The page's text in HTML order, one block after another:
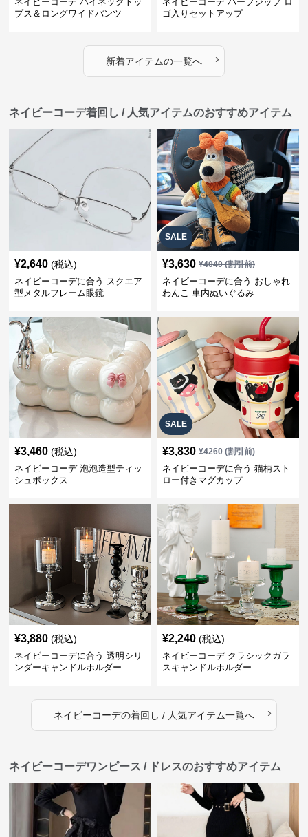
プス＆ロングワイドパンツ
ゴ入りセットアップ
新着アイテムの一覧へ ›
ネイビーコーデ着回し / 人気アイテムのおすすめアイテム
¥2,640 (税込)
ネイビーコーデに合う スクエア
型メタルフレーム眼鏡
SALE
¥3,630 ¥4040(割引前)
ネイビーコーデに合う おしゃれ
わんこ 車内ぬいぐるみ
¥3,460 (税込)
ネイビーコーデ 泡泡造型ティッ
シュボックス
SALE
¥3,830 ¥4260(割引前)
ネイビーコーデに合う 猫柄スト
ロー付きマグカップ
¥3,880 (税込)
ネイビーコーデに合う 透明シリ
ンダーキャンドルホルダー
¥2,240 (税込)
ネイビーコーデ クラシックガラ
スキャンドルホルダー
ネイビーコーデの着回し / 人気アイテム一覧へ ›
ネイビーコーデワンピース / ドレスのおすすめアイテム